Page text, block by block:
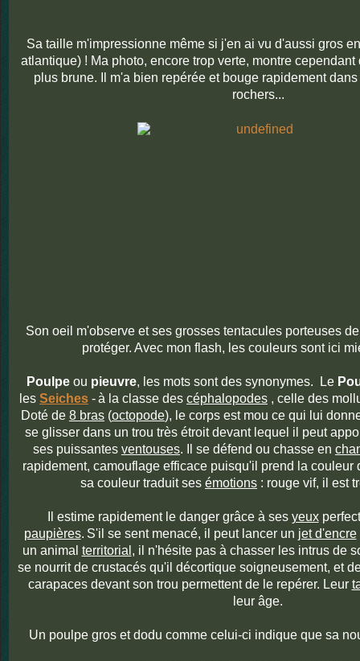
Sa taille m'impressionne même si j'en ai vu d'aussi gros
atlantique) ! Ma photo, encore trop verte, montre
plus brune. Il m'a bien repérée et bouge rapidement
rochers...
Son oeil m'observe et ses grosses tentacules porteuses
protéger. Avec mon flash, les couleurs sont ici
Poulpe ou pieuvre, les mots sont des synonymes. Le
les Seiches -à la classe des céphalopodes , celle des
Doté de 8 bras (octopode), le corps est mou ce qui lui
se glisser dans un trou très étroit devant lequel il peut
ses puissantes ventouses. Il se défend ou chasse en
rapidement, camouflage efficace puisqu'il prend la couleur
sa couleur traduit ses émotions : rouge vif, il est
Il estime rapidement le danger grâce à ses yeux
paupières. S'il se sent menacé, il peut lancer un jet d'encre
un animal territorial , il n'hésite pas à chasser les intrus de
se nourrit de crustacés qu'il décortique soigneusement, et
carapaces devant son trou permettent de le repérer. Leur
leur âge.
Un poulpe gros et dodu comme celui-ci indique que sa